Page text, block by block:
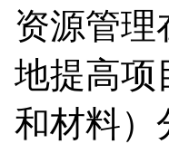
资源管理
地提高项
和材料）